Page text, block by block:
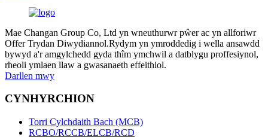
Mae Changan Group Co, Ltd yn wneuthurwr pŵer ac yn allforiwr
Offer Trydan Diwydiannol.Rydym yn ymroddedig i wella ansawdd
bywyd a'r amgylchedd gyda thîm ymchwil a datblygu proffesiynol,
rheoli ymlaen llaw a gwasanaeth effeithiol.
Darllen mwy
CYNHYRCHION
Torri Cylchdaith Bach (MCB)
RCBO/RCCB/ELCB/RCD